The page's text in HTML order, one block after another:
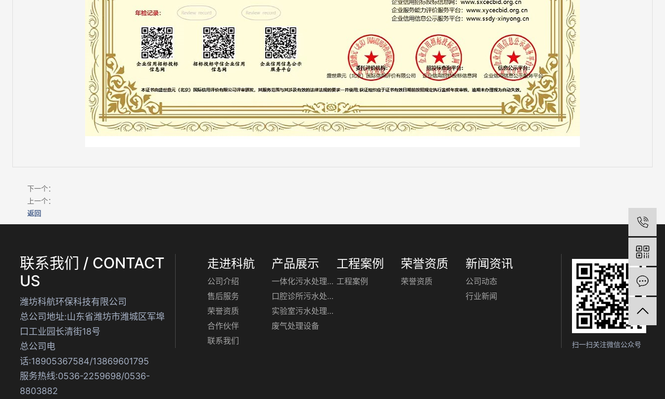
下一个：
上一个：
返回
联系我们 / CONTACT
US
潍坊科航环保科技有限公司
总公司地址:山东省潍坊市潍城区军埠
口工业园长清街18号
总公司电
话:18905367584/13869601795
服务热线:0536-2259698/0536-
8803882
走进科航
公司介绍
售后服务
荣誉资质
合作伙伴
联系我们
产品展示
一体化污水处理设备
口腔诊所污水处理设备
实验室污水处理设备
废气处理设备
工程案例
工程案例
荣誉资质
荣誉资质
新闻资讯
公司动态
行业新闻
扫一扫关注微信公众号
微信号：
点击复制微信号